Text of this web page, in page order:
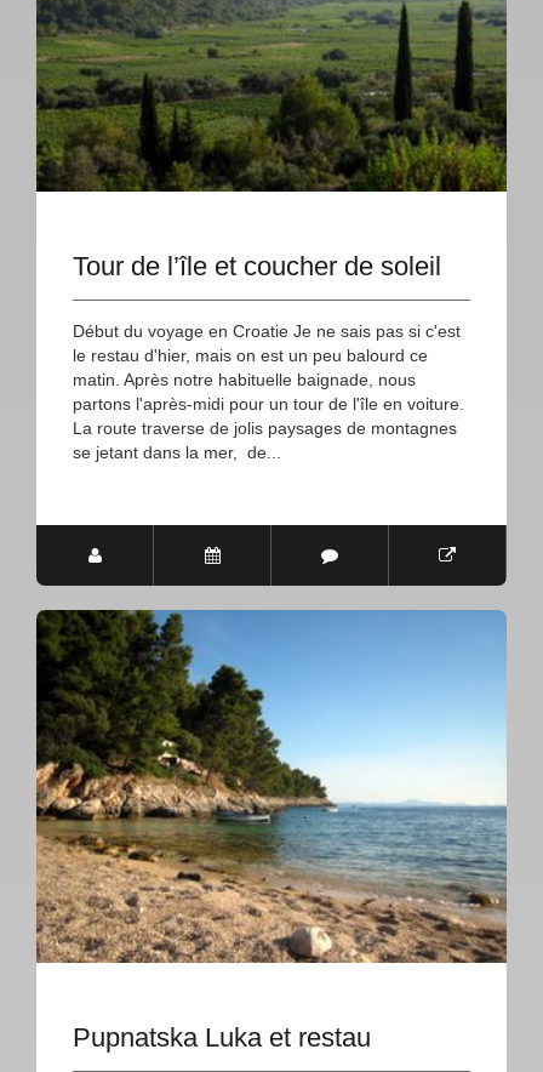
Tour de l’île et coucher de soleil
Début du voyage en Croatie Je ne sais pas si c'est
le restau d'hier, mais on est un peu balourd ce
matin. Après notre habituelle baignade, nous
partons l'après-midi pour un tour de l'île en voiture.
La route traverse de jolis paysages de montagnes
se jetant dans la mer, de...
Pupnatska Luka et restau